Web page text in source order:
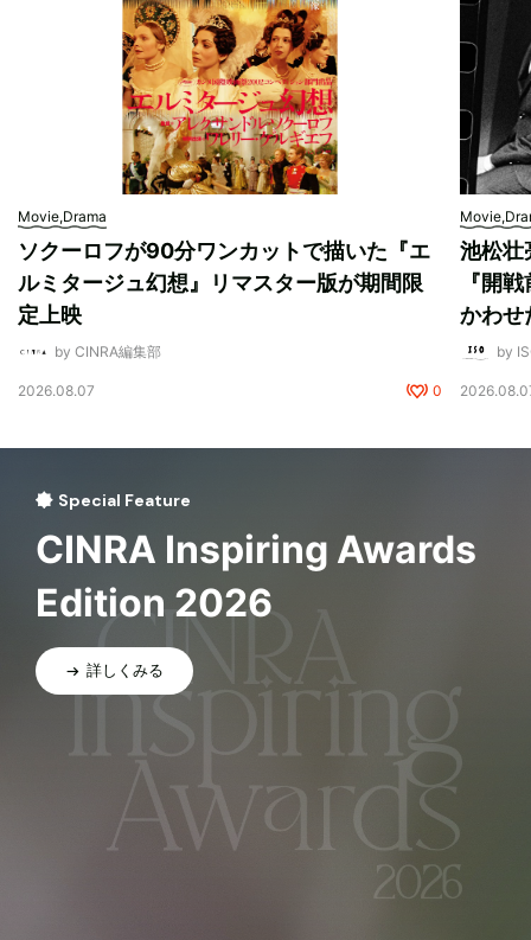
Movie,Drama
ソクーロフが90分ワンカットで描いた『エ
ルミタージュ幻想』リマスター版が期間限
定上映
by CINRA編集部
2026.08.07 0
池松壮
『開
かわせ
by
Special Feature
CINRA Inspiring Awards
Edition 2026
詳しくみる